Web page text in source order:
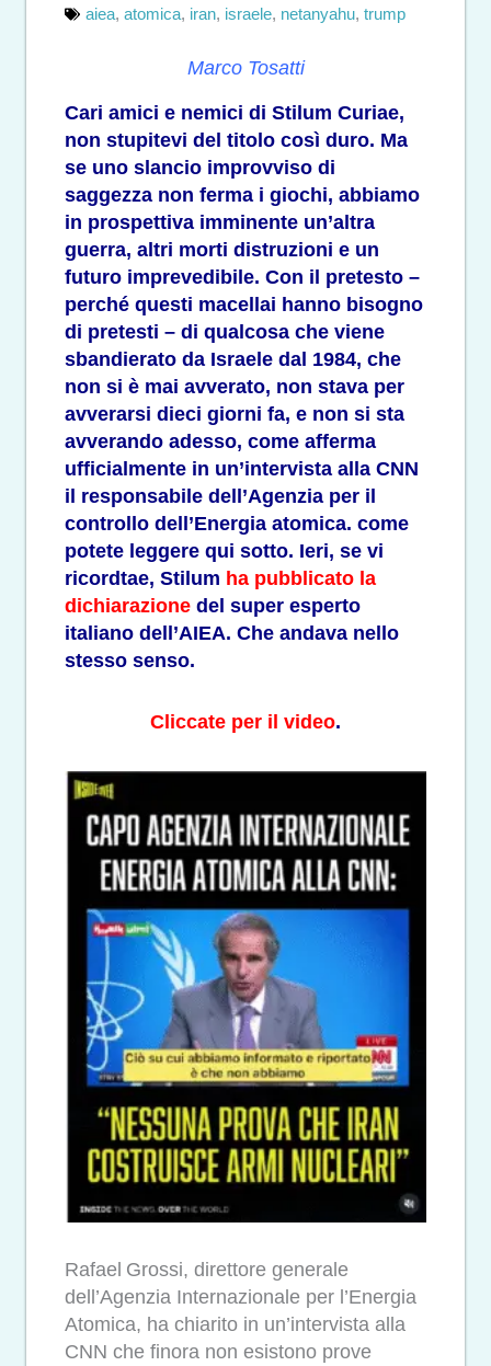
aiea, atomica, iran, israele, netanyahu, trump
Marco Tosatti
Cari amici e nemici di Stilum Curiae,
non stupitevi del titolo così duro. Ma
se uno slancio improvviso di
saggezza non ferma i giochi, abbiamo
in prospettiva imminente un’altra
guerra, altri morti distruzioni e un
futuro imprevedibile. Con il pretesto –
perché questi macellai hanno bisogno
di pretesti – di qualcosa che viene
sbandierato da Israele dal 1984, che
non si è mai avverato, non stava per
avverarsi dieci giorni fa, e non si sta
avverando adesso, come afferma
ufficialmente in un’intervista alla CNN
il responsabile dell’Agenzia per il
controllo dell’Energia atomica. come
potete leggere qui sotto. Ieri, se vi
ricordtae, Stilum ha pubblicato la
dichiarazione del super esperto
italiano dell’AIEA. Che andava nello
stesso senso.
Cliccate per il video.
Rafael Grossi, direttore generale
dell’Agenzia Internazionale per l’Energia
Atomica, ha chiarito in un’intervista alla
CNN che finora non esistono prove